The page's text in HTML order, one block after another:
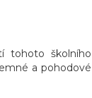
tohoto školního
a pohodové